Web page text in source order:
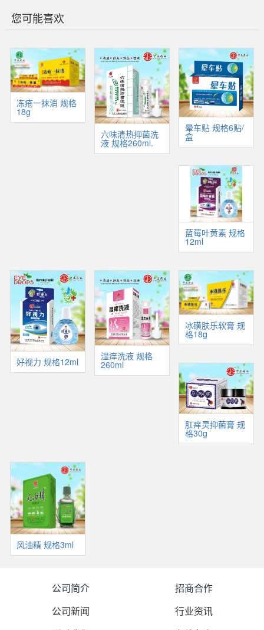
您可能喜欢
冻疮一抹消 规格
18g
六味清热抑菌洗
液 规格260ml.
晕车贴 规格6贴/
盒
蓝莓叶黄素 规格
12ml
好视力 规格12ml 湿痒洗液 规格
260ml
冰磺肤乐软膏 规
格18g
肛痒灵抑菌膏 规
格30g
风油精 规格3ml
公司简介
招商合作
公司新闻
行业资讯